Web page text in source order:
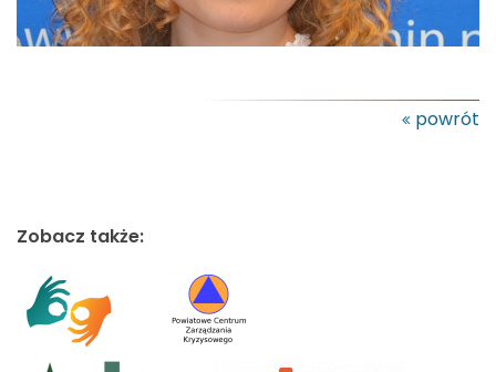
powrót
Zobacz także: